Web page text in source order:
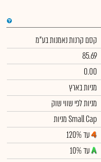
קסם קרנות נאמנות בע"מ
85.69
0.00
מניות בארץ
מניות לפי שווי שוק
מניות Small Cap
עד 120%
עד 10%